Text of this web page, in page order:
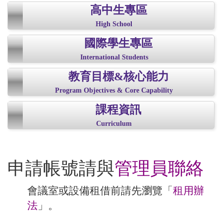
高中生專區
High School
國際學生專區
International Students
教育目標&核心能力
Program Objectives & Core Capability
課程資訊
Curriculum
申請帳號請與管理員聯絡
會議室或設備租借前請先瀏覽「 租用辦
法 」。